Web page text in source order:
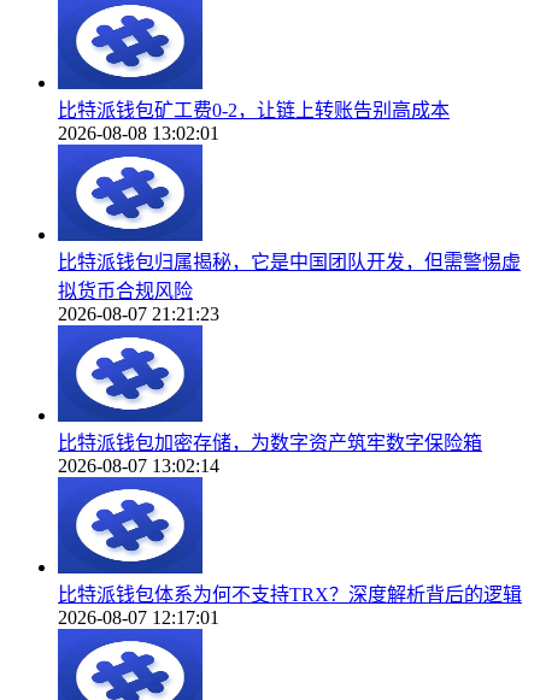
比特派钱包矿工费0-2，让链上转账告别高成本
2026-08-08 13:02:01
比特派钱包归属揭秘，它是中国团队开发，但需警惕虚
拟货币合规风险
2026-08-07 21:21:23
比特派钱包加密存储，为数字资产筑牢数字保险箱
2026-08-07 13:02:14
比特派钱包体系为何不支持TRX？深度解析背后的逻辑
2026-08-07 12:17:01